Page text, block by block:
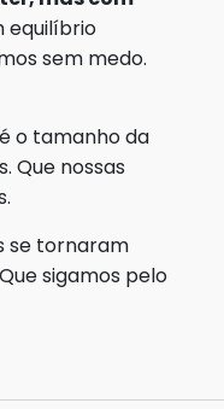
equilíbrio
sem medo.
o tamanho da
Que nossas
se tornaram
sigamos pelo